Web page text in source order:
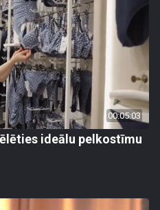
00:05:03
ideālu pelkostīmu